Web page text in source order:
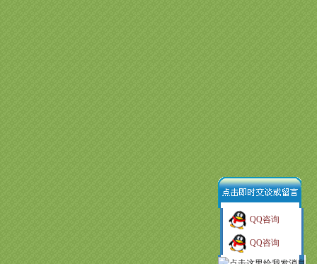
QQ咨询
QQ咨询